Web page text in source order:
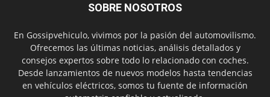
SOBRE NOSOTROS
En Gossipvehiculo, vivimos por la pasión del automovilismo.
Ofrecemos las últimas noticias, análisis detallados y
consejos expertos sobre todo lo relacionado con coches.
Desde lanzamientos de nuevos modelos hasta tendencias
en vehículos eléctricos, somos tu fuente de información